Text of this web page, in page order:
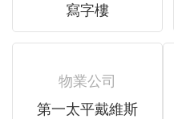
寫字樓
物業公司
第一太平戴維斯